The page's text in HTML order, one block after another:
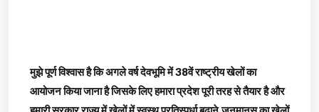
मुझे पूर्ण विश्वास है कि अगले वर्ष देवभूमि में 38वें राष्ट्रीय खेलों का
आयोजन किया जाना है जिसके लिए हमारा प्रदेश पूरी तरह से तैयार है और